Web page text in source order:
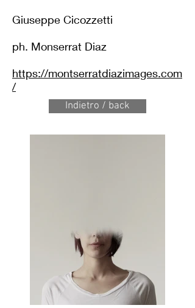
Giuseppe Cicozzetti
ph. Monserrat Diaz
https://montserratdiazimages.com
/
Indietro / back